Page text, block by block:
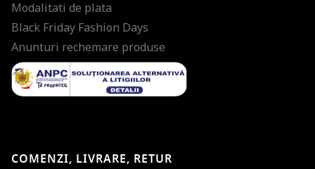
Modalitati de plata
Black Friday Fashion Days
Anunturi rechemare produse
COMENZI, LIVRARE, RETUR